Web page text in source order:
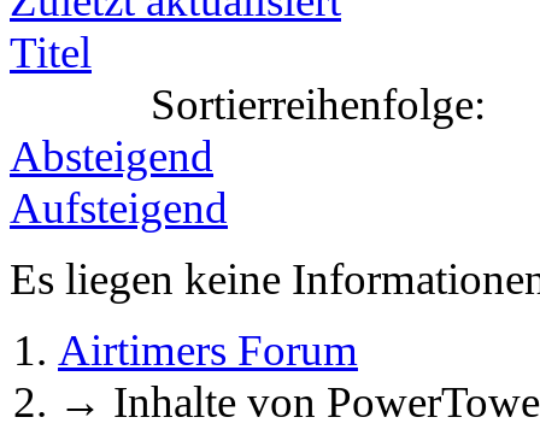
Titel
Sortierreihenfolge:
Absteigend
Aufsteigend
Es liegen keine
Airtimers Forum
→ Inhalte von